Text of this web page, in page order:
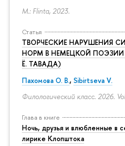
M.: Flinta, 2023.
Статья
ТВОРЧЕСКИЕ НАРУШЕНИЯ
НОРМ В НЕМЕЦКОЙ
Ё. ТАВАДА)
Пахомова О. В., Sibirtseva V.
Филологический класс. 2026.
Глава в книге
Ночь, друзья и влюбленные в
лирике Клопштока